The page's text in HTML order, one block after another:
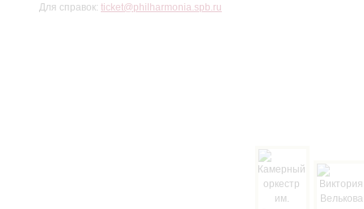
Для справок: ticket@philharmonia.spb.ru